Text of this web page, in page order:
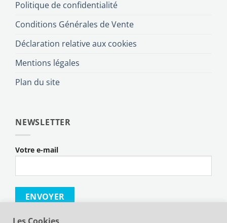
Politique de confidentialité
Conditions Générales de Vente
Déclaration relative aux cookies
Mentions légales
Plan du site
NEWSLETTER
Votre e-mail